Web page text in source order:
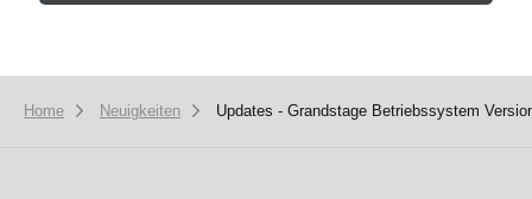
Home Neuigkeiten Updates - Grandstage Betriebssystem